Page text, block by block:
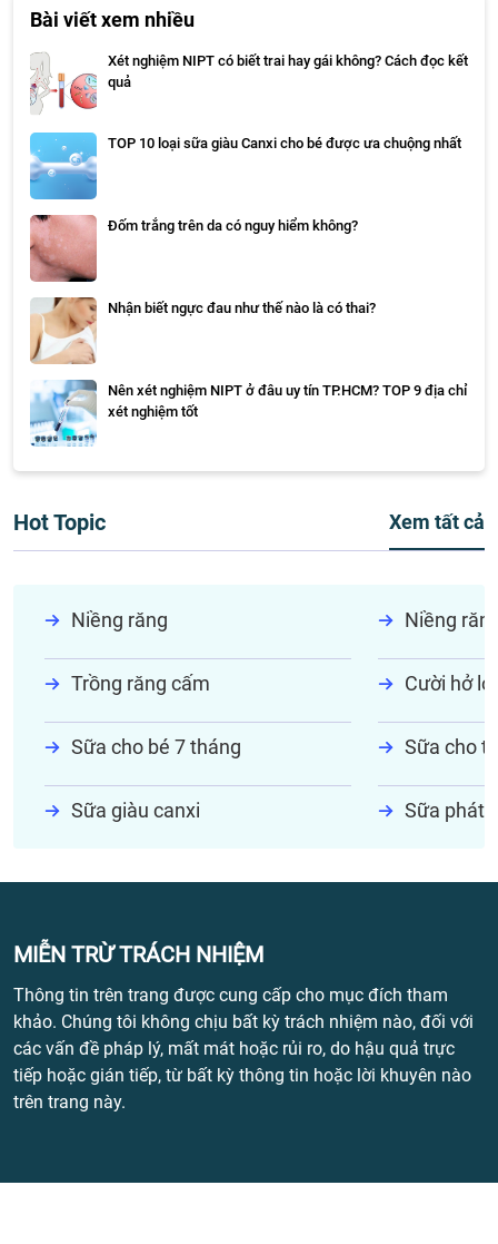
Bài viết xem nhiều
Xét nghiệm NIPT có biết trai hay gái không? Cách đọc kết
quả
TOP 10 loại sữa giàu Canxi cho bé được ưa chuộng nhất
Đốm trắng trên da có nguy hiểm không?
Nhận biết ngực đau như thế nào là có thai?
Nên xét nghiệm NIPT ở đâu uy tín TP.HCM? TOP 9 địa chỉ
xét nghiệm tốt
Hot Topic Xem tất cả
Niềng răng Niềng
Trồng răng cấm Cười hở lợi
Sữa cho bé 7 tháng Sữa cho
Sữa giàu canxi Sữa phát
MIỄN TRỪ TRÁCH NHIỆM
Thông tin trên trang được cung cấp cho mục đích tham
khảo. Chúng tôi không chịu bất kỳ trách nhiệm nào, đối với
các vấn đề pháp lý, mất mát hoặc rủi ro, do hậu quả trực
tiếp hoặc gián tiếp, từ bất kỳ thông tin hoặc lời khuyên nào
trên trang này.